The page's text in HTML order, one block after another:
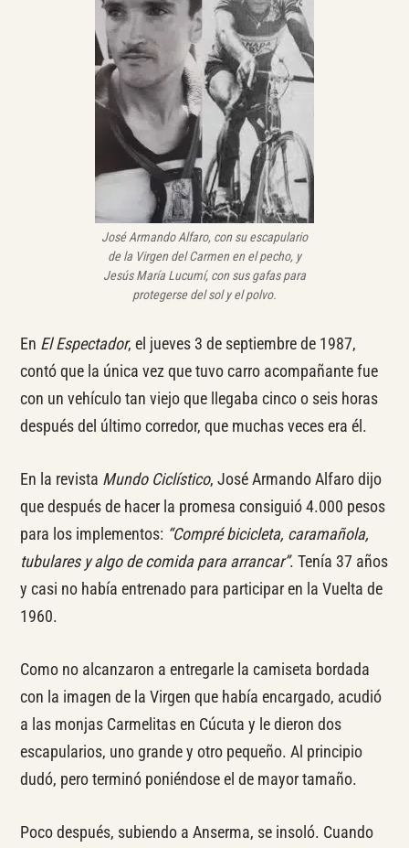
José Armando Alfaro, con su escapulario
de la Virgen del Carmen en el pecho, y
Jesús María Lucumí, con sus gafas para
protegerse del sol y el polvo.
En El Espectador, el jueves 3 de septiembre de 1987,
contó que la única vez que tuvo carro acompañante fue
con un vehículo tan viejo que llegaba cinco o seis horas
después del último corredor, que muchas veces era él.
En la revista Mundo Ciclístico, José Armando Alfaro dijo
que después de hacer la promesa consiguió 4.000 pesos
para los implementos: “Compré bicicleta, caramañola,
tubulares y algo de comida para arrancar”. Tenía 37 años
y casi no había entrenado para participar en la Vuelta de
1960.
Como no alcanzaron a entregarle la camiseta bordada
con la imagen de la Virgen que había encargado, acudió
a las monjas Carmelitas en Cúcuta y le dieron dos
escapularios, uno grande y otro pequeño. Al principio
dudó, pero terminó poniéndose el de mayor tamaño.
Poco después, subiendo a Anserma, se insoló. Cuando